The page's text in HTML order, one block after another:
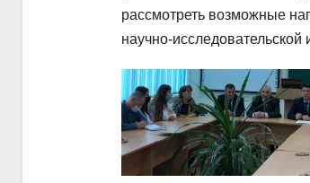
рассмотреть возможные
научно-исследовательской